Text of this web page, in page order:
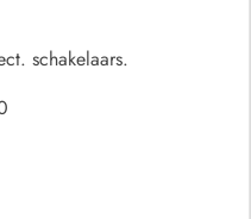
schakelaars.